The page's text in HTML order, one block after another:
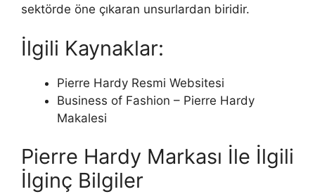
sektörde öne çıkaran unsurlardan biridir.
İlgili Kaynaklar:
Pierre Hardy Resmi Websitesi
Business of Fashion – Pierre Hardy
Makalesi
Pierre Hardy Markası İle İlgili
İlginç Bilgiler